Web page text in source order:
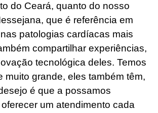
do Ceará, quanto do nosso
que é referência em
patologias cardíacas mais
compartilhar experiências,
tecnológica deles. Temos
muito grande, eles também têm,
é que a possamos
um atendimento cada